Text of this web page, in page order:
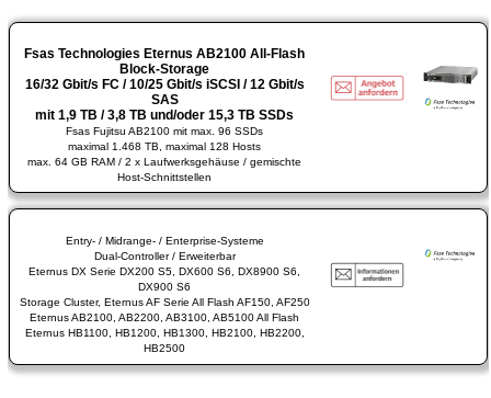
Fsas Technologies Eternus AB2100 All-Flash
Block-Storage
16/32 Gbit/s FC / 10/25 Gbit/s iSCSI / 12 Gbit/s
SAS
mit 1,9 TB / 3,8 TB und/oder 15,3 TB SSDs
Fsas Fujitsu AB2100 mit max. 96 SSDs
maximal 1.468 TB, maximal 128 Hosts
max. 64 GB RAM / 2 x Laufwerksgehäuse / gemischte
Host-Schnittstellen
Entry- / Midrange- / Enterprise-Systeme
Dual-Controller / Erweiterbar
Eternus DX Serie DX200 S5, DX600 S6, DX8900 S6,
DX900 S6
Storage Cluster, Eternus AF Serie All Flash AF150, AF250
Eternus AB2100, AB2200, AB3100, AB5100 All Flash
Eternus HB1100, HB1200, HB1300, HB2100, HB2200,
HB2500